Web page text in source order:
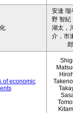
安達 瑠
野 智紀
湖太，
介，市
郎
of economic